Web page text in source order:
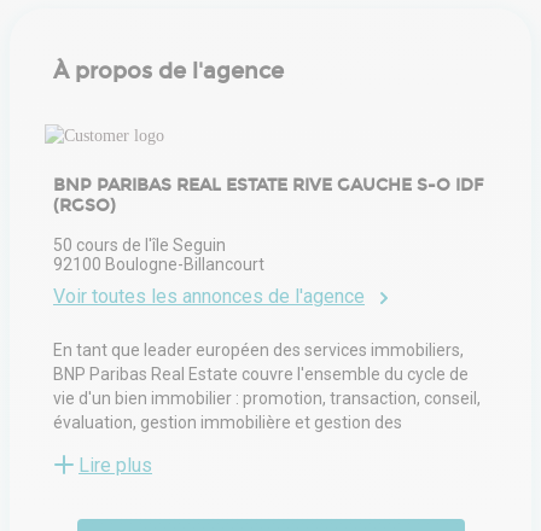
À propos de l'agence
BNP PARIBAS REAL ESTATE RIVE GAUCHE S-O IDF
(RGSO)
50 cours de l'île Seguin
92100 Boulogne-Billancourt
Voir toutes les annonces de l'agence
En tant que leader européen des services immobiliers,
BNP Paribas Real Estate couvre l'ensemble du cycle de
vie d'un bien immobilier : promotion, transaction, conseil,
évaluation, gestion immobilière et gestion des
Estate apporte un soutien local aux propriétaires, aux
24 pays (via ses bureaux et son réseau d'alliances) en
Lire plus